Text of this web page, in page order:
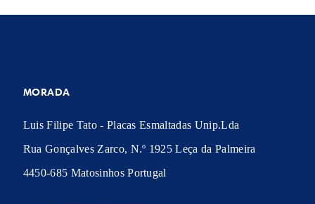
MORADA
Luis Filipe Tato - Placas Esmaltadas Unip.Lda
Rua Gonçalves Zarco, N.º 1925 Leça da Palmeira
4450-685 Matosinhos Portugal